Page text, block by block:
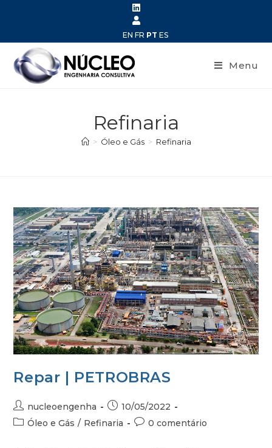
EN FR PT ES
Menu
Refinaria
> Óleo e Gás > Refinaria
Repar | PETROBRAS
nucleoengenha
10/05/2022
Óleo e Gás / Refinaria 0 comentário